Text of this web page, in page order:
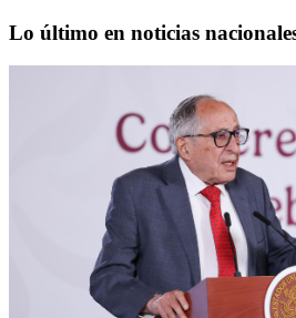
Lo último en noticias